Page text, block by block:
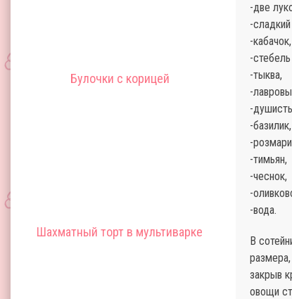
Булочки с корицей
Шахматный торт в мультиварке
-две
-
-кабачок,
-
-тыква,
-
-
-базилик,
-
-тимьян,
-чеснок,
-
-вода.
В
закрыв
овощи